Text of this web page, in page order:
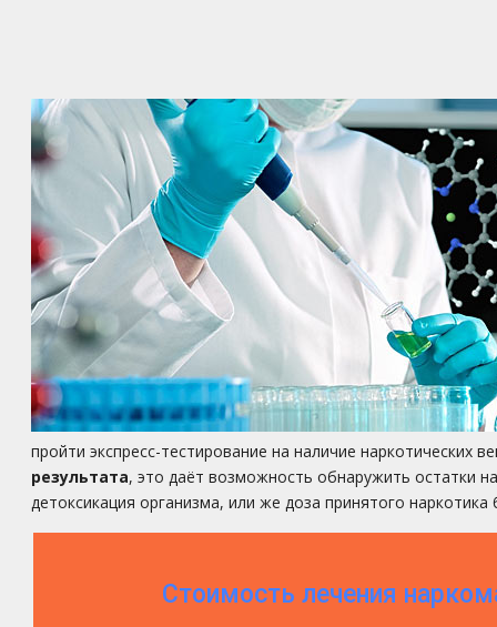
пройти экспресс-тестирование на наличие
результата, это даёт возможность обнаружить остатки
детоксикация организма, или же доза принятого
Стоимость лечения